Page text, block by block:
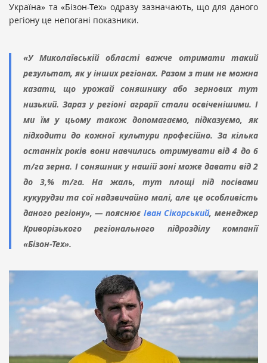
Україна» та «Бізон-Тех» одразу зазначають, що для даного
регіону це непогані показники.
«У Миколаївській області важче отримати такий
результат, як у інших регіонах. Разом з тим не можна
казати, що урожай соняшнику або зернових тут
низький. Зараз у регіоні аграрії стали освіченішими. І
ми їм у цьому також допомагаємо, підказуємо, як
підходити до кожної культури професійно. За кілька
останніх років вони навчились отримувати від 4 до 6
т/га зерна. І соняшник у нашій зоні може давати від 2
до 3,% т/га. На жаль, тут площі під посівами
кукурудзи та сої надзвичайно малі, але це особливість
даного регіону», — пояснює Іван Сікорський, менеджер
Криворізького регіонального підрозділу компанії
«Бізон-Тех».